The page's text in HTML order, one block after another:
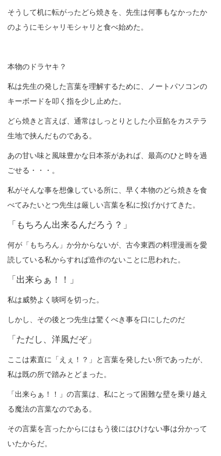
そうして机に転がったどら焼きを、先生は何事もなかったか
のようにモシャリモシャリと食べ始めた。
本物のドラヤキ？
私は先生の発した言葉を理解するために、ノートパソコンの
キーボードを叩く指を少し止めた。
どら焼きと言えば、通常はしっとりとした小豆餡をカステラ
生地で挟んだものである。
あの甘い味と風味豊かな日本茶があれば、最高のひと時を過
ごせる・・・。
私がそんな事を想像している所に、早く本物のどら焼きを食
べてみたいとつ先生は厳しい言葉を私に投げかけてきた。
「もちろん出来るんだろう？」
何が「もちろん」か分からないが、古今東西の料理漫画を愛
読している私からすれば造作のないことに思われた。
「出来らぁ！！」
私は威勢よく啖呵を切った。
しかし、その後とつ先生は驚くべき事を口にしたのだ
「ただし、洋風だぞ」
ここは素直に「えぇ！？」と言葉を発したい所であったが、
私は既の所で踏みとどまった。
「出来らぁ！！」の言葉は、私にとって困難な壁を乗り越え
る魔法の言葉なのである。
その言葉を言ったからにはもう後にはひけない事は分かって
いたからだ。